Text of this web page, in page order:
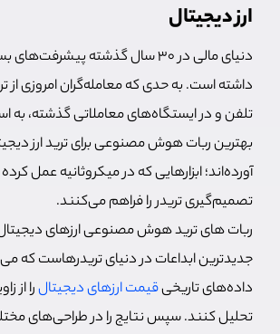
ارز دیجیتال
دنیای مالی در 30 سال گذشته
داشته است. به حدی که معامله‌گران امروزی از
تلفن و در ایستگاه‌های معاملاتی گذشته، به
بهترین ربات هوش مصنوعی برای ترید ارز
آورده‌اند؛ ابزارهایی که در میکروثانیه عمل
تصمیم‌گیری تریدر را فراهم می‌کنند.
ربات های ترید هوش مصنوعی ارزهای
جدیدترین ابداعات در دنیای تریدرهاست که
داده‌های تاریخیقیمت ارزهای دیجیتالرا از
تحلیل کنند. سپس نتایج را در طراحی‌های